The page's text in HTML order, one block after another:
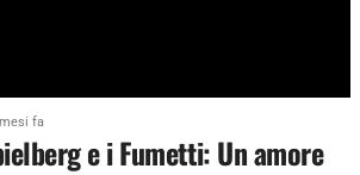
fa
e i Fumetti: Un amore